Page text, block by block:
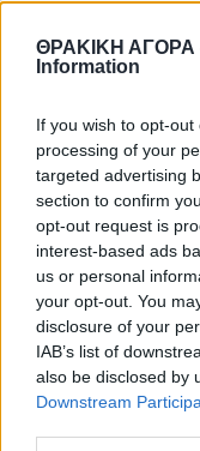
ΘΡΑΚΙΚΗ ΑΓΟΡΑ
Information
If you wish to opt-
processing of your
targeted advertising
section to confirm
opt-out request is
interest-based ads
us or personal
your opt-out. You
disclosure of your
IAB’s list of
also be disclosed by
Downstream
ΘΡΑΚΙΚΗ